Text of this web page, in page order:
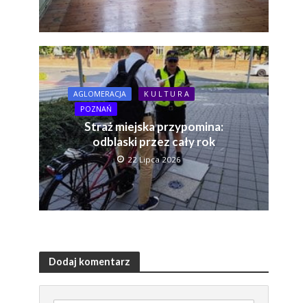
AGLOMERACJA
K U L T U R A
POZNAŃ
Straż miejska przypomina:
odblaski przez cały rok
22 Lipca 2026
Dodaj komentarz